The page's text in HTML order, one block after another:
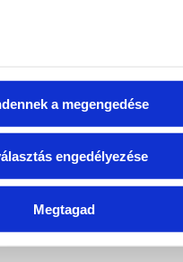
a megengedése
engedélyezése
Megtagad